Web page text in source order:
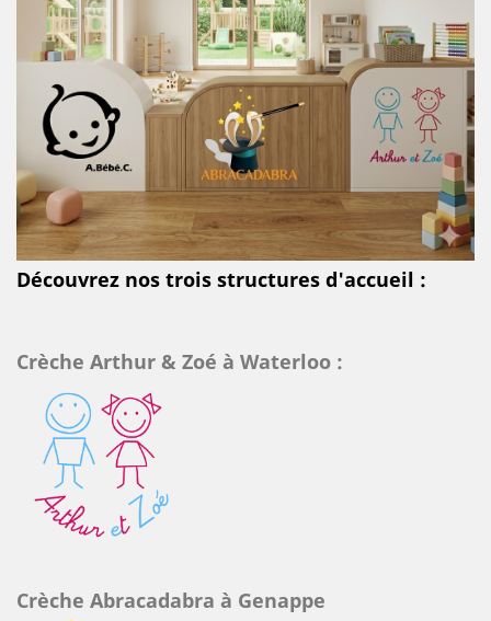
Découvrez nos trois structures d'accueil :
Crèche Arthur & Zoé à Waterloo :
Crèche Abracadabra à Genappe